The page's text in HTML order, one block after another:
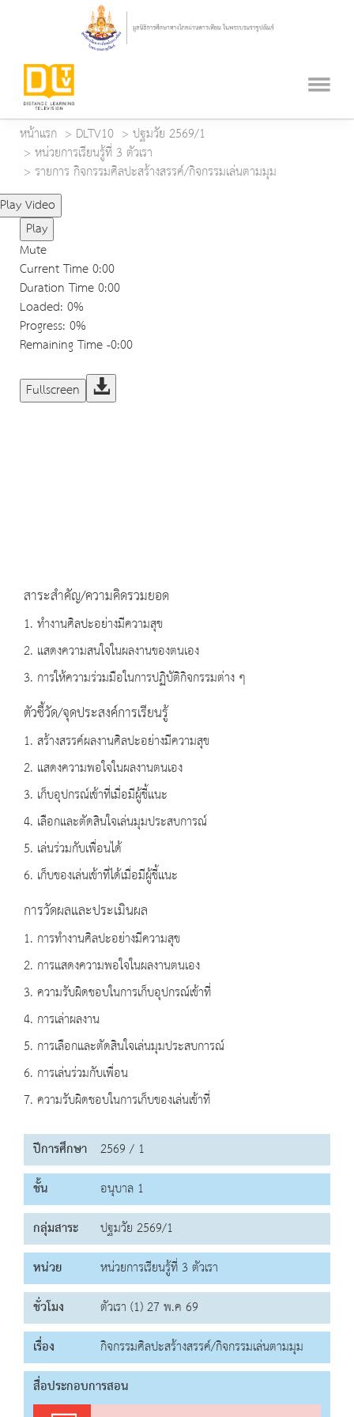
หน้าแรก DLTV10
ปฐมวัย 2569/1
หน่วยการเรียนรู้ที่ 3 ตัวเรา
รายการ กิจกรรมศิลปะสร้างสรรค์/กิจกรรมเล่นตามมุม
Play Video
Play
Mute
Current Time0:00
Duration Time0:00
Loaded: 0%
Progress: 0%
Remaining Time-0:00
Fullscreen
สาระสำคัญ/ความคิดรวมยอด
1. ทำงานศิลปะอย่างมีความสุข
2. แสดงความสนใจในผลงานของตนเอง
3. การให้ความร่วมมือในการปฏิบัติกิจกรรมต่าง ๆ
ตัวชี้วัด/จุดประสงค์การเรียนรู้
1. สร้างสรรค์ผลงานศิลปะอย่างมีความสุข
2. แสดงความพอใจในผลงานตนเอง
3. เก็บอุปกรณ์เข้าที่เมื่อมีผู้ชี้แนะ
4. เลือกและตัดสินใจเล่นมุมประสบการณ์
5. เล่นร่วมกับเพื่อนได้
6. เก็บของเล่นเข้าที่ได้เมื่อมีผู้ชี้แนะ
การวัดผลและประเมินผล
1. การทำงานศิลปะอย่างมีความสุข
2. การแสดงความพอใจในผลงานตนเอง
3. ความรับผิดชอบในการเก็บอุปกรณ์เข้าที่
4. การเล่าผลงาน
5. การเลือกและตัดสินใจเล่นมุมประสบการณ์
6. การเล่นร่วมกับเพื่อน
7. ความรับผิดชอบในการเก็บของเล่นเข้าที่
ปีการศึกษา 2569 / 1
ชั้น
อนุบาล 1
กลุ่มสาระ
ปฐมวัย 2569/1
หน่วย
หน่วยการเรียนรู้ที่ 3 ตัวเรา
ชั่วโมง
ตัวเรา (1) 27 พ.ค 69
เรื่อง
กิจกรรมศิลปะสร้างสรรค์/กิจกรรมเล่นตามมุม
สื่อประกอบการสอน